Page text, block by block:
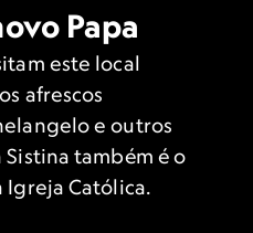
Papa
este local
afrescos
e outros
também é o
Igreja Católica.